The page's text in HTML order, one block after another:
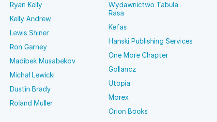
Ryan Kelly
Kelly Andrew
Lewis Shiner
Ron Garney
Madibek Musabekov
Michał Lewicki
Dustin Brady
Roland Muller
Wydawnictwo Tabula
Rasa
Kefas
Hanski Publishing Services
One More Chapter
Gollancz
Utopia
Morex
Orion Books